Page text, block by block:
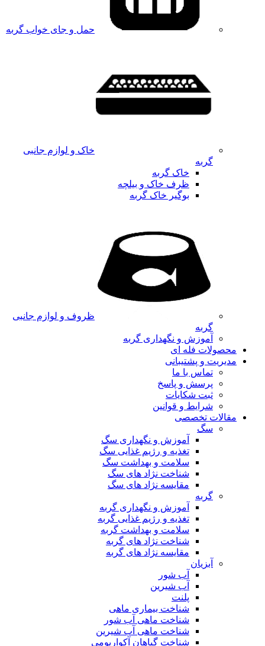
حمل و جای خواب گربه
خاک و لوازم جانبی
گربه
خاک گربه
ظرف خاک و بیلچه
بوگیر خاک گربه
ظروف و لوازم جانبی
گربه
آموزش و نگهداری گربه
محصولات فله ای
مدیریت و پشتیبانی
تماس با ما
پرسش و پاسخ
ثبت شکایات
شرایط و قوانین
مقالات تخصصی
سگ
آموزش و نگهداری سگ
تغذیه و رژیم غذایی سگ
سلامت و بهداشت سگ
شناخت نژاد های سگ
مقایسه نژاد های سگ
گربه
آموزش و نگهداری گربه
تغذیه و رژیم غذایی گربه
سلامت و بهداشت گربه
شناخت نژاد های گربه
مقایسه نژاد های گربه
آبزیان
آب شور
آب شیرین
پلنت
شناخت بیماری ماهی
شناخت ماهی آب شور
شناخت ماهی آب شیرین
شناخت گیاهان آکواریومی